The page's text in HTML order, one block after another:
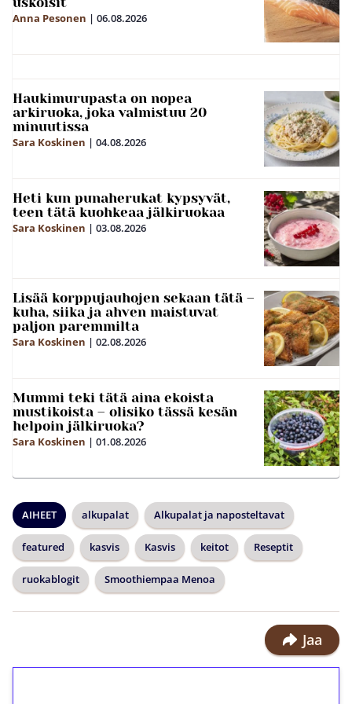
Anna Pesonen | 06.08.2026
Haukimurupasta on nopea
arkiruoka, joka valmistuu 20
minuutissa
Sara Koskinen | 04.08.2026
Heti kun punaherukat kypsyvät,
teen tätä kuohkeaa jälkiruokaa
Sara Koskinen | 03.08.2026
Lisää korppujauhojen sekaan tätä –
kuha, siika ja ahven maistuvat
paljon paremmilta
Sara Koskinen | 02.08.2026
Mummi teki tätä aina ekoista
mustikoista – olisiko tässä kesän
helpoin jälkiruoka?
Sara Koskinen | 01.08.2026
AIHEET alkupalat Alkupalat ja naposteltavat
featured kasvis Kasvis keitot Reseptit
ruokablogit Smoothiempaa Menoa
Jaa